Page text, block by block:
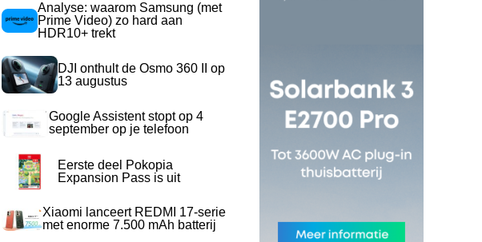
Analyse: waarom Samsung (met
Prime Video) zo hard aan
HDR10+ trekt
DJI onthult de Osmo 360 II op
13 augustus
Google Assistent stopt op 4
september op je telefoon
Eerste deel Pokopia
Expansion Pass is uit
Xiaomi lanceert REDMI 17-serie
met enorme 7.500 mAh batterij